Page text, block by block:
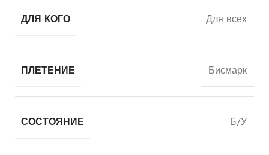
ДЛЯ КОГО Для всех
ПЛЕТЕНИЕ Бисмарк
СОСТОЯНИЕ Б/У